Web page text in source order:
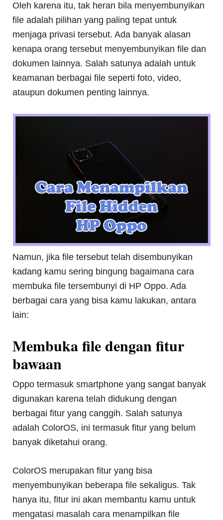
Oleh karena itu, tak heran bila menyembunyikan
file adalah pilihan yang paling tepat untuk
menjaga privasi tersebut. Ada banyak alasan
kenapa orang tersebut menyembunyikan file dan
dokumen lainnya. Salah satunya adalah untuk
keamanan berbagai file seperti foto, video,
ataupun dokumen penting lainnya.
Namun, jika file tersebut telah disembunyikan
kadang kamu sering bingung bagaimana cara
membuka file tersembunyi di HP Oppo. Ada
berbagai cara yang bisa kamu lakukan, antara
lain:
Membuka file dengan fitur
bawaan
Oppo termasuk smartphone yang sangat banyak
digunakan karena telah didukung dengan
berbagai fitur yang canggih. Salah satunya
adalah ColorOS, ini termasuk fitur yang belum
banyak diketahui orang.
ColorOS merupakan fitur yang bisa
menyembunyikan beberapa file sekaligus. Tak
hanya itu, fitur ini akan membantu kamu untuk
mengatasi masalah cara menampilkan file